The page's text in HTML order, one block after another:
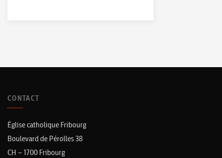
CONTACT
Église catholique Fribourg
Boulevard de Pérolles 38
CH – 1700 Fribourg